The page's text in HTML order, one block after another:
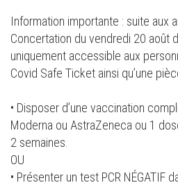
Information importante : suite aux
Concertation du vendredi 20 août
uniquement accessible aux
Covid Safe Ticket ainsi qu’une
• Disposer d’une vaccination
Moderna ou AstraZeneca ou 1
2 semaines.
OU
• Présenter un test PCR NÉGATIF